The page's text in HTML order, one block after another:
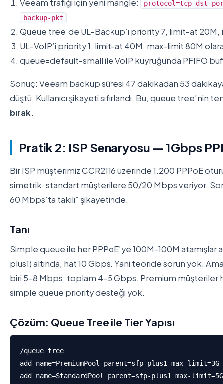
Veeam trafiği için yeni mangle:
protocol=tcp dst-
backup-pkt
Queue tree’de UL-Backup’ı priority 7, limit-at
UL-VoIP’i priority 1, limit-at 40M, max-limit 80M
queue=default-small ile VoIP kuyruğunda PFIFO
Sonuç: Veeam backup süresi 47 dakikadan 53
düştü. Kullanıcı şikayeti sıfırlandı. Bu, queue tree’nin
bırak.
Pratik 2: ISP Senaryosu — 1Gbps
Bir ISP müşterimiz CCR2116 üzerinde 1.200 PPPoE
simetrik, standart müşterilere 50/20 Mbps veriyor.
60 Mbps’ta takılı” şikayetinde.
Tanı
Simple queue ile her PPPoE’ye 100M-100M
plus1) altında, hat 10 Gbps. Yani teoride sorun yok.
biri 5-8 Mbps; toplam 4-5 Gbps. Premium müşteriler
simple queue priority desteği yok.
Çözüm: Queue Tree ile Tier Yapısı
/queue tree
add name=PremiumPool parent=sfp-plus1 max-
add name=StandardPool parent=sfp-plus1 max-